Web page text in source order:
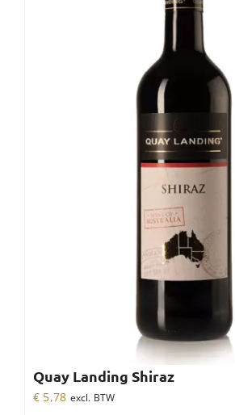
Quay Landing Shiraz
€ 5,78 excl. BTW